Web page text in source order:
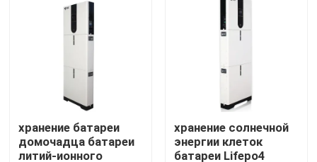
Новости
Все случаи
хранение батареи домочадца
Жилые аккумуляторные системы хранения
хранение батареи
домочадца батареи
литий-ионного
хранение солнечной
энергии клеток
батареи Lifepo4